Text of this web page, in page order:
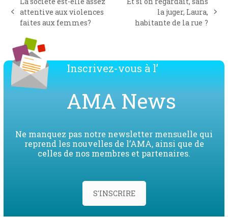
previous
post:
attentive aux violences
faites aux femmes?
post:
la juger, Laura,
habitante de la rue ?
Inscrivez-vous à l’
AMA News
Ne manquez pas notre newsletter mensuelle qui
reprend les nouvelles de l’AMA, ainsi que de
celles de nos membres et partenaires.
S'INSCRIRE